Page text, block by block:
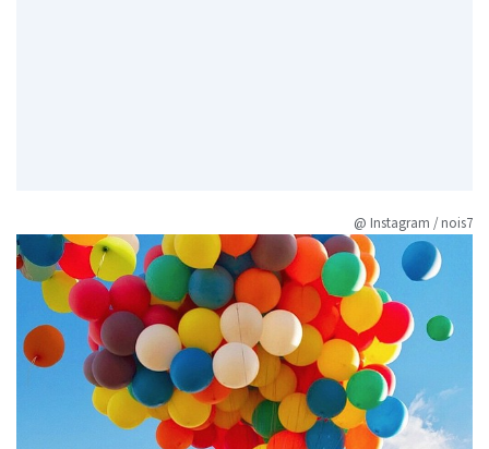
@ Instagram / nois7